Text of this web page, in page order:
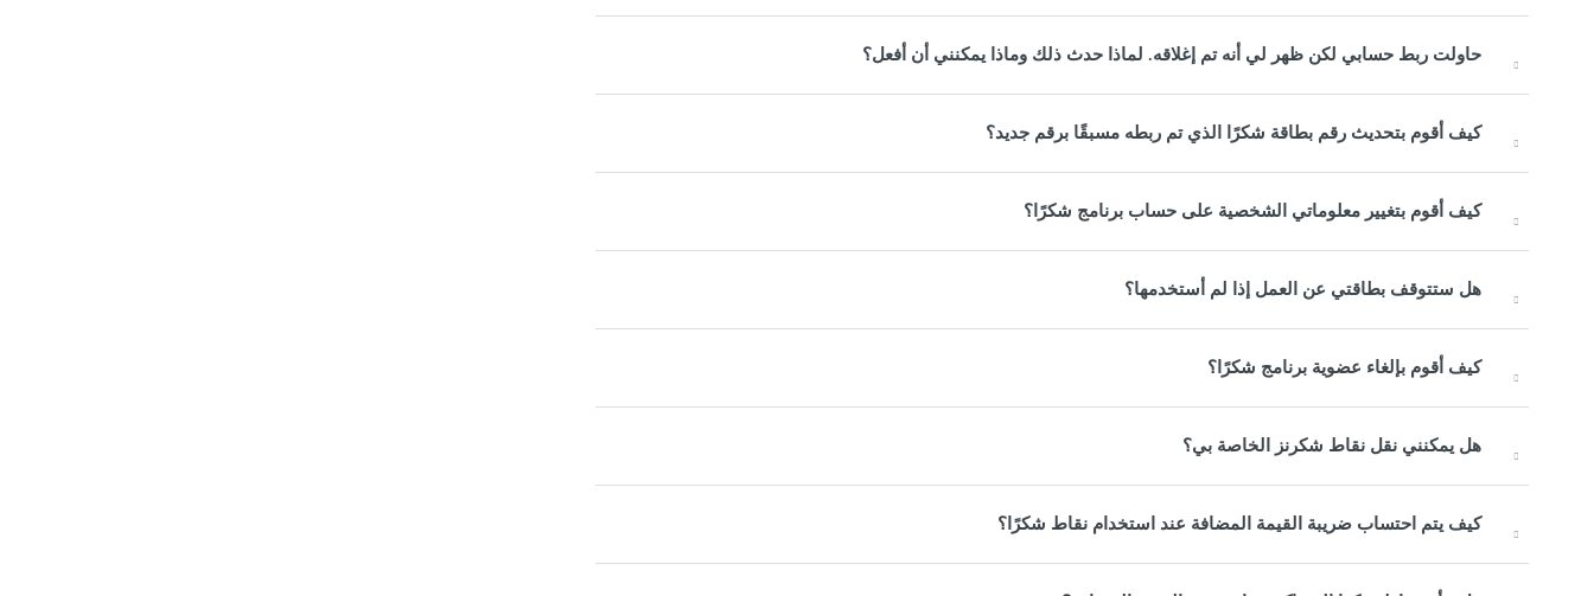
حاولت ربط حسابي لكن ظهر لي أنه تم إغلاقه. لماذا حدث ذلك وماذا يمكنني أن أفعل؟
كيف أقوم بتحديث رقم بطاقة شكرًا الذي تم ربطه مسبقًا برقم جديد؟
كيف أقوم بتغيير معلوماتي الشخصية على حساب برنامج شكرًا؟
هل ستتوقف بطاقتي عن العمل إذا لم أستخدمها؟
كيف أقوم بإلغاء عضوية برنامج شكرًا؟
هل يمكنني نقل نقاط شكرنز الخاصة بي؟
كيف يتم احتساب ضريبة القيمة المضافة عند استخدام نقاط شكرًا؟